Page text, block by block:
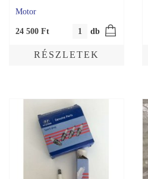
Motor
24 500 Ft db
RÉSZLETEK